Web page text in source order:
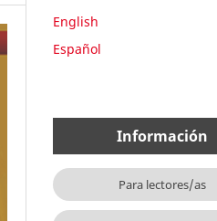
English
Español
Información
Para lectores/as